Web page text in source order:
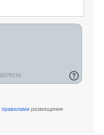
правилами размещения